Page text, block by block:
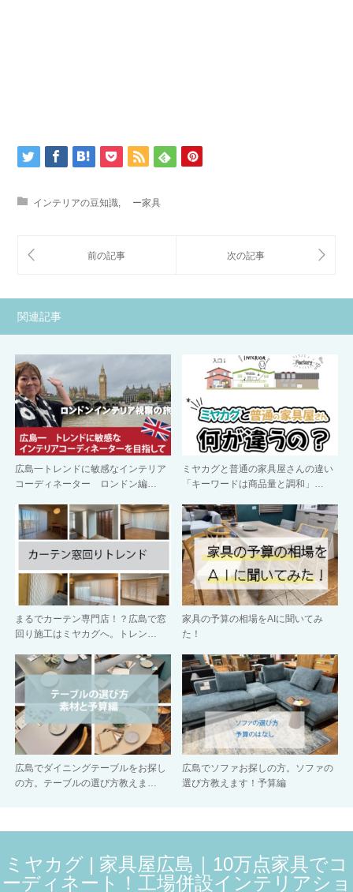
インテリアの豆知識, ー家具
関連記事
広島一トレンドに敏感なインテリア
コーディネーター ロンドン編…
ミヤカグと普通の家具屋さんの違い
「キーワードは商品量と調和」…
まるでカーテン専門店！？広島で窓
回り施工はミヤカグへ。トレン…
家具の予算の相場をAIに聞いてみ
た！
広島でダイニングテーブルをお探し
の方。テーブルの選び方教えま…
広島でソファお探しの方。ソファの
選び方教えます！予算編
ミヤカグ | 家具屋広島｜10万点家具でコ
ーディネート！工場併設インテリアショ